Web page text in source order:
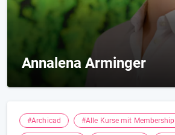
Annalena Arminger
#Archicad #Alle Kurse mit Membership